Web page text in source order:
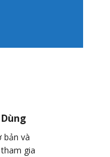
bản và
gia